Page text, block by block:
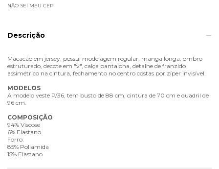
NÃO SEI MEU CEP
Descrição
Macacão em jersey, possui modelagem regular, manga longa, ombro
estruturado, decote em "v", calça pantalona, detalhe de franzido
assimétrico na cintura, fechamento no centro costas por zíper invisível.
MODELOS
A modelo veste P/36, tem busto de 88 cm, cintura de 70 cm e quadril de
96 cm.
COMPOSIÇÃO
94% Viscose
6% Elastano
Forro:
85% Poliamida
15% Elastano